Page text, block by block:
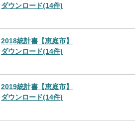
ダウンロード(14件)
2018統計書【恵庭市】
ダウンロード(14件)
2019統計書【恵庭市】
ダウンロード(14件)